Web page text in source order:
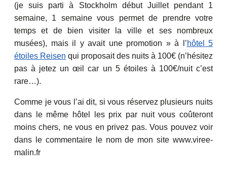
(je suis parti à Stockholm début Juillet pendant 1
semaine, 1 semaine vous permet de prendre votre
temps et de bien visiter la ville et ses nombreux
musées), mais il y avait une promotion » à l’hôtel 5
étoiles Reisen qui proposait des nuits à 100€ (n’hésitez
pas à jetez un œil car un 5 étoiles à 100€/nuit c’est
rare…).
Comme je vous l’ai dit, si vous réservez plusieurs nuits
dans le même hôtel les prix par nuit vous coûteront
moins chers, ne vous en privez pas. Vous pouvez voir
dans le commentaire le nom de mon site www.viree-
malin.fr